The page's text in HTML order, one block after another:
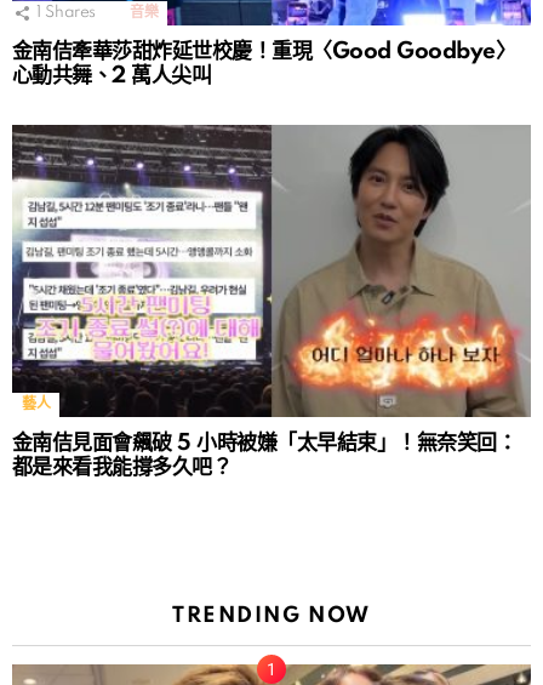
Shares 音樂
金南佶牽華莎甜炸延世校慶！重現〈Good Goodbye〉
心動共舞、2 萬人尖叫
藝人
金南佶見面會飆破 5 小時被嫌「太早結束」！無奈笑回：
都是來看我能撐多久吧？
TRENDING NOW